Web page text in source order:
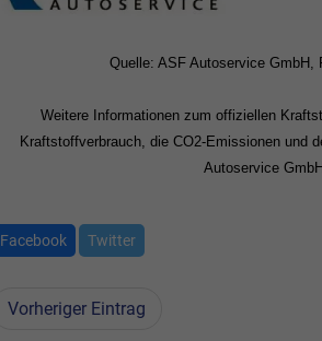
Quelle: ASF Autoservice GmbH,
Weitere Informationen zum offiziellen
Kraftstoffverbrauch, die CO2-Emissionen und
Autoservice
Facebook Twitter
Vorheriger Eintrag